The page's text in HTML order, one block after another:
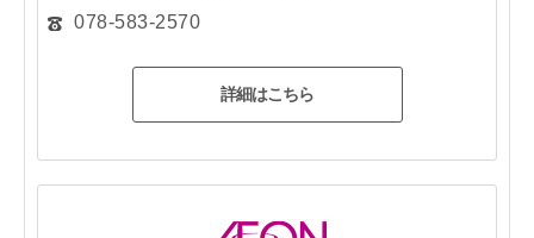
078-583-2570
詳細はこちら